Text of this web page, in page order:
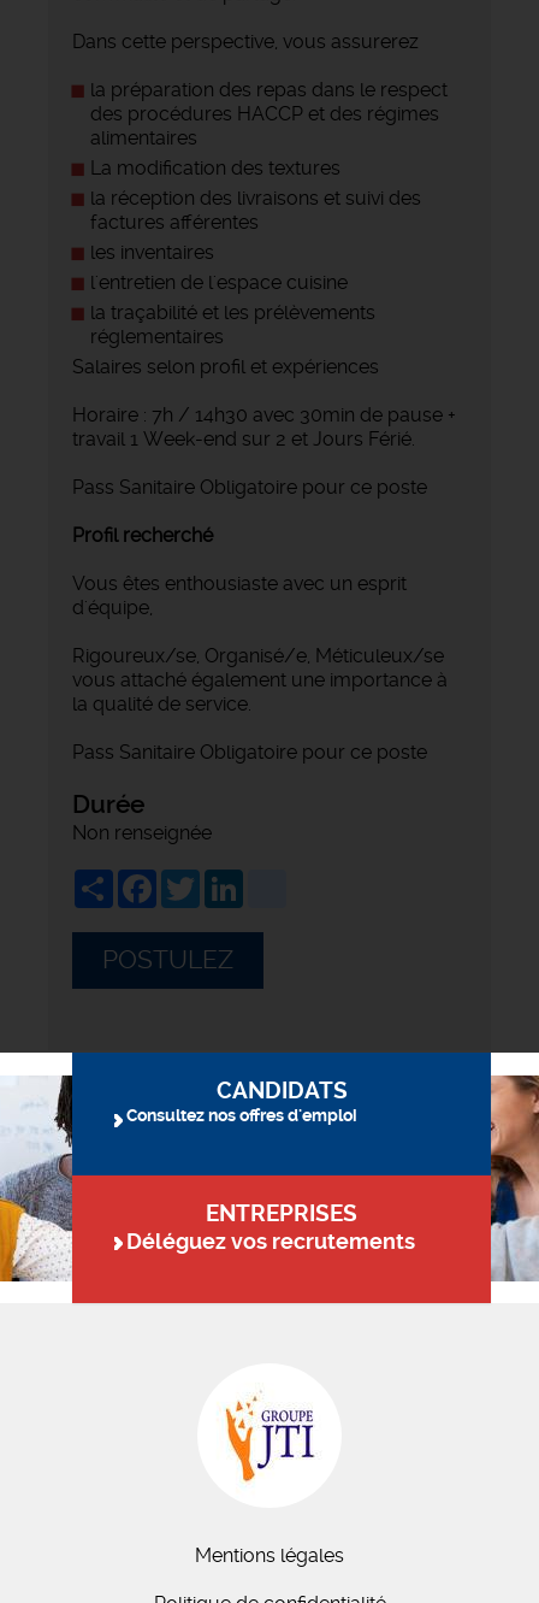
Dans cette perspective, vous assurerez
la préparation des repas dans le respect
des procédures HACCP et des régimes
alimentaires
La modification des textures
la réception des livraisons et suivi des
factures afférentes
les inventaires
l'entretien de l'espace cuisine
la traçabilité et les prélèvements
réglementaires
Salaires selon profil et expériences
Horaire : 7h / 14h30 avec 30min de pause +
travail 1 Week-end sur 2 et Jours Férié.
Pass Sanitaire Obligatoire pour ce poste
Profil recherché
Vous êtes enthousiaste avec un esprit
d'équipe,
Rigoureux/se, Organisé/e, Méticuleux/se
vous attaché également une importance à
la qualité de service.
Pass Sanitaire Obligatoire pour ce poste
Durée
Non renseignée
ShareFacebook
Twitter
POSTULEZ
CANDIDATS
Consultez nos offres d'emploi
ENTREPRISES
Déléguez vos recrutements
Mentions légales